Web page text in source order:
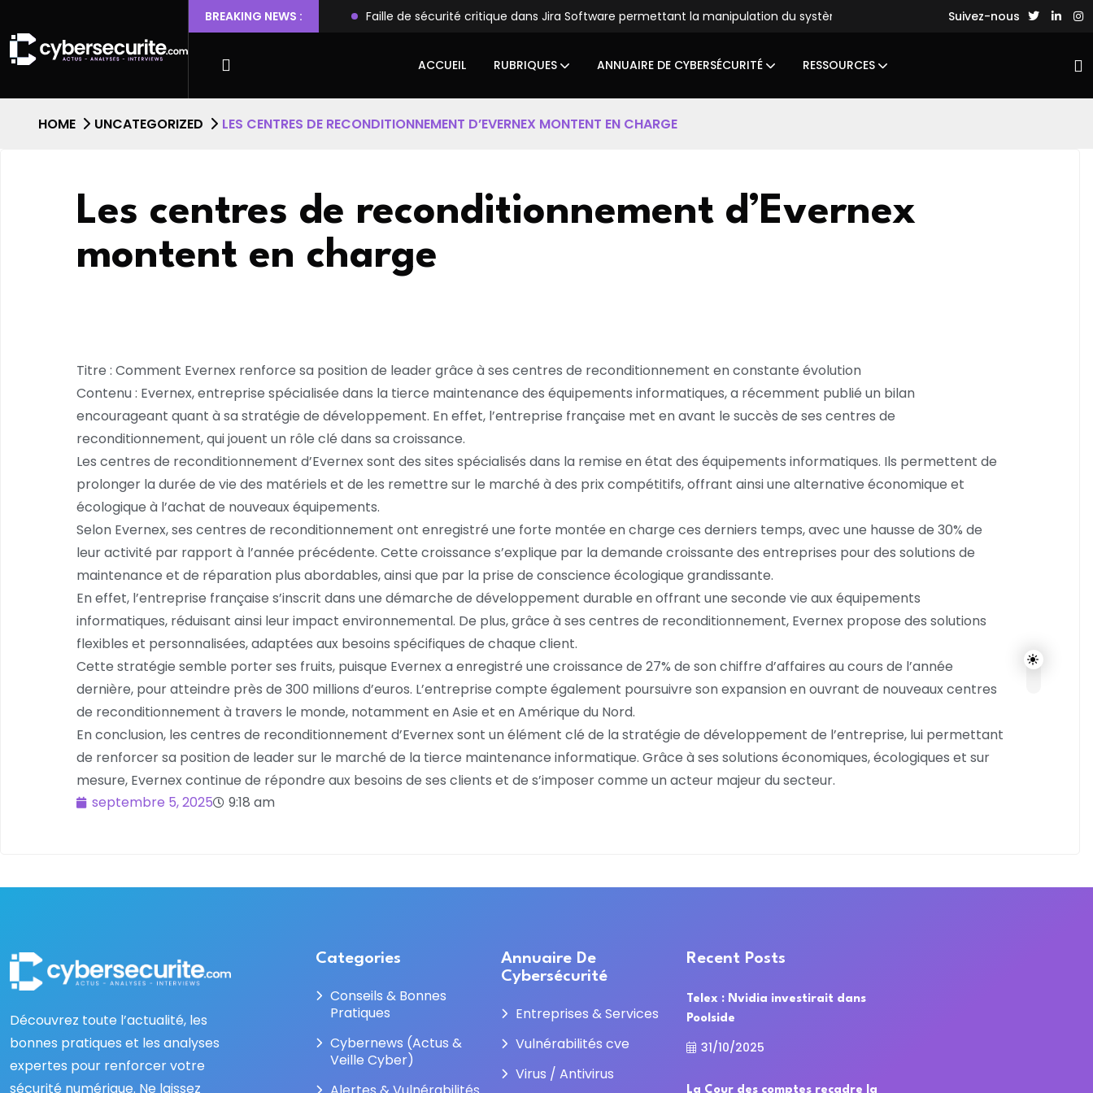
BREAKING NEWS :
permettant l’escalade de privilèges et l’accès root Faille de sécurité critique dans Jira Software permettant la manipulation du système de fichiers Des hackers chinois
Suivez-nous
ACCUEIL RUBRIQUES ANNUAIRE DE CYBERSÉCURITÉ RESSOURCES
HOME UNCATEGORIZED LES CENTRES DE RECONDITIONNEMENT D’EVERNEX MONTENT EN CHARGE
Les centres de reconditionnement d’Evernex
montent en charge
Titre : Comment Evernex renforce sa position de leader grâce à ses centres de reconditionnement en constante évolution
Contenu : Evernex, entreprise spécialisée dans la tierce maintenance des équipements informatiques, a récemment publié un bilan
encourageant quant à sa stratégie de développement. En effet, l’entreprise française met en avant le succès de ses centres de
reconditionnement, qui jouent un rôle clé dans sa croissance.
Les centres de reconditionnement d’Evernex sont des sites spécialisés dans la remise en état des équipements informatiques. Ils permettent de
prolonger la durée de vie des matériels et de les remettre sur le marché à des prix compétitifs, offrant ainsi une alternative économique et
écologique à l’achat de nouveaux équipements.
Selon Evernex, ses centres de reconditionnement ont enregistré une forte montée en charge ces derniers temps, avec une hausse de 30% de
leur activité par rapport à l’année précédente. Cette croissance s’explique par la demande croissante des entreprises pour des solutions de
maintenance et de réparation plus abordables, ainsi que par la prise de conscience écologique grandissante.
En effet, l’entreprise française s’inscrit dans une démarche de développement durable en offrant une seconde vie aux équipements
informatiques, réduisant ainsi leur impact environnemental. De plus, grâce à ses centres de reconditionnement, Evernex propose des solutions
flexibles et personnalisées, adaptées aux besoins spécifiques de chaque client.
Cette stratégie semble porter ses fruits, puisque Evernex a enregistré une croissance de 27% de son chiffre d’affaires au cours de l’année
dernière, pour atteindre près de 300 millions d’euros. L’entreprise compte également poursuivre son expansion en ouvrant de nouveaux centres
de reconditionnement à travers le monde, notamment en Asie et en Amérique du Nord.
En conclusion, les centres de reconditionnement d’Evernex sont un élément clé de la stratégie de développement de l’entreprise, lui permettant
de renforcer sa position de leader sur le marché de la tierce maintenance informatique. Grâce à ses solutions économiques, écologiques et sur
mesure, Evernex continue de répondre aux besoins de ses clients et de s’imposer comme un acteur majeur du secteur.
septembre 5, 2025
9:18 am
Découvrez toute l’actualité, les
bonnes pratiques et les analyses
expertes pour renforcer votre
sécurité numérique. Ne laissez
Categories
Conseils & Bonnes
Pratiques
Cybernews (Actus &
Veille Cyber)
Annuaire De
Cybersécurité
Entreprises & Services
Vulnérabilités cve
Virus / Antivirus
Recent Posts
Telex : Nvidia investirait dans
Poolside
31/10/2025
La Cour des comptes recadre la